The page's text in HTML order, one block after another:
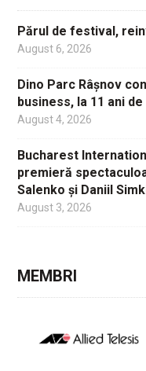
Părul de festival,
August 6, 2026
Dino Parc Râșnov
business, la 11 ani
August 4, 2026
Bucharest
premieră
Salenko și Daniil
August 3, 2026
MEMBRI